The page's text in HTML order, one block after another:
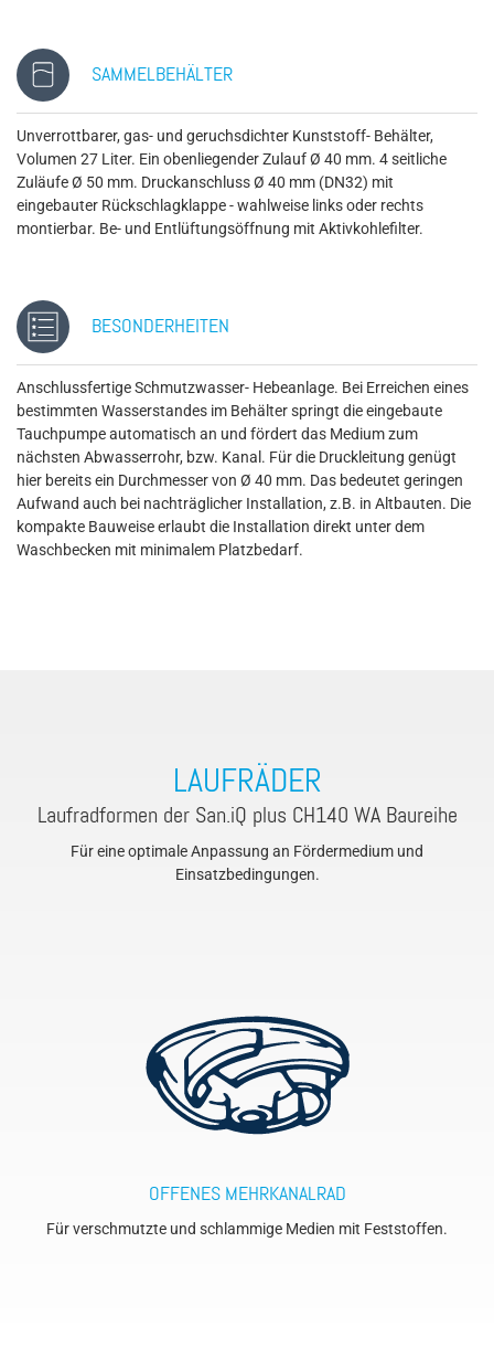
SAMMELBEHÄLTER
Unverrottbarer, gas- und geruchsdichter Kunststoff- Behälter,
Volumen 27 Liter. Ein obenliegender Zulauf Ø 40 mm. 4 seitliche
Zuläufe Ø 50 mm. Druckanschluss Ø 40 mm (DN32) mit
eingebauter Rückschlagklappe - wahlweise links oder rechts
montierbar. Be- und Entlüftungsöffnung mit Aktivkohlefilter.
BESONDERHEITEN
Anschlussfertige Schmutzwasser- Hebeanlage. Bei Erreichen eines
bestimmten Wasserstandes im Behälter springt die eingebaute
Tauchpumpe automatisch an und fördert das Medium zum
nächsten Abwasserrohr, bzw. Kanal. Für die Druckleitung genügt
hier bereits ein Durchmesser von Ø 40 mm. Das bedeutet geringen
Aufwand auch bei nachträglicher Installation, z.B. in Altbauten. Die
kompakte Bauweise erlaubt die Installation direkt unter dem
Waschbecken mit minimalem Platzbedarf.
LAUFRÄDER
Laufradformen der San.iQ plus CH140 WA Baureihe
Für eine optimale Anpassung an Fördermedium und
Einsatzbedingungen.
OFFENES MEHRKANALRAD
Für verschmutzte und schlammige Medien mit Feststoffen.